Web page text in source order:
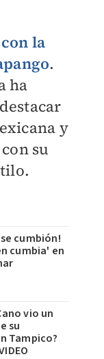
la
.
ha
y
su
cumbión!
cumbia' en
vio un
su
Tampico?